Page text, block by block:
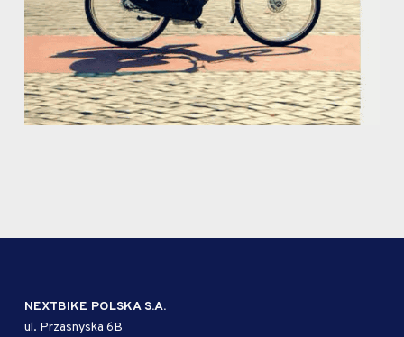
NEXTBIKE POLSKA S.A.
ul. Przasnyska 6B